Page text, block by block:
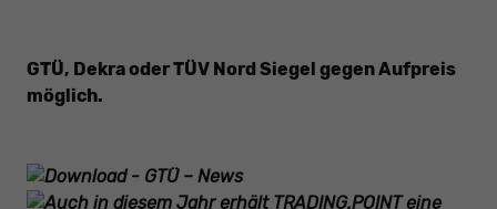
GTÜ, Dekra oder TÜV Nord Siegel gegenAufpreis
möglich.